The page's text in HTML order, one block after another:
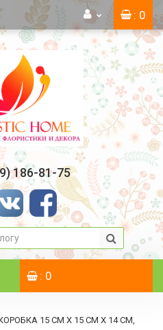
: 0
186-81-75
: 0
15 СМ Х 15 СМ Х 14 СМ,